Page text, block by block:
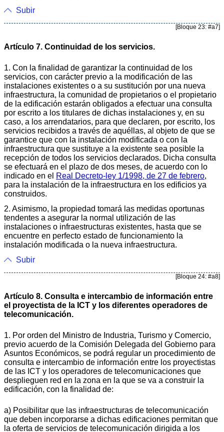
Subir
[Bloque 23: #a7]
Artículo 7. Continuidad de los servicios.
1. Con la finalidad de garantizar la continuidad de los
servicios, con carácter previo a la modificación de las
instalaciones existentes o a su sustitución por una nueva
infraestructura, la comunidad de propietarios o el propietario
de la edificación estarán obligados a efectuar una consulta
por escrito a los titulares de dichas instalaciones y, en su
caso, a los arrendatarios, para que declaren, por escrito, los
servicios recibidos a través de aquéllas, al objeto de que se
garantice que con la instalación modificada o con la
infraestructura que sustituye a la existente sea posible la
recepción de todos los servicios declarados. Dicha consulta
se efectuará en el plazo de dos meses, de acuerdo con lo
indicado en el Real Decreto-ley 1/1998, de 27 de febrero,
para la instalación de la infraestructura en los edificios ya
construidos.
2. Asimismo, la propiedad tomará las medidas oportunas
tendentes a asegurar la normal utilización de las
instalaciones o infraestructuras existentes, hasta que se
encuentre en perfecto estado de funcionamiento la
instalación modificada o la nueva infraestructura.
Subir
[Bloque 24: #a8]
Artículo 8. Consulta e intercambio de información entre
el proyectista de la ICT y los diferentes operadores de
telecomunicación.
1. Por orden del Ministro de Industria, Turismo y Comercio,
previo acuerdo de la Comisión Delegada del Gobierno para
Asuntos Económicos, se podrá regular un procedimiento de
consulta e intercambio de información entre los proyectistas
de las ICT y los operadores de telecomunicaciones que
desplieguen red en la zona en la que se va a construir la
edificación, con la finalidad de:
a) Posibilitar que las infraestructuras de telecomunicación
que deben incorporarse a dichas edificaciones permitan que
la oferta de servicios de telecomunicación dirigida a los